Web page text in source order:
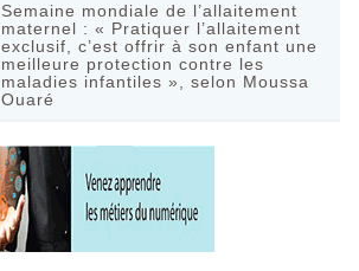
Semaine mondiale de l’allaitement
maternel : « Pratiquer l’allaitement
exclusif, c’est offrir à son enfant une
meilleure protection contre les
maladies infantiles », selon Moussa
Ouaré